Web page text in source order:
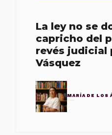
La ley no se
capricho del
revés judicial
Vásquez
MARÍA DE LOS